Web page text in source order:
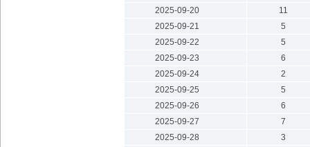
2025-09-20
11
2025-09-21
5
2025-09-22
5
2025-09-23
6
2025-09-24
2
2025-09-25
5
2025-09-26
6
2025-09-27
7
2025-09-28
3